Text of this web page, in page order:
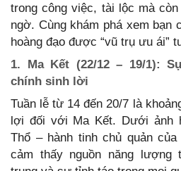
trong công việc, tài lộc mà
ngờ. Cùng khám phá xem bạn
hoàng đạo được “vũ trụ ưu ái”
1. Ma Kết (22/12 – 19/1):
chính sinh lời
Tuần lễ từ 14 đến 20/7 là
lợi đối với Ma Kết. Dưới ảnh
Thổ – hành tinh chủ quản
cảm thấy nguồn năng lượng